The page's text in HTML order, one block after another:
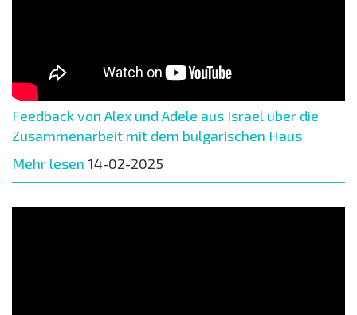
Feedback von Alex und Adele aus Israel über die
Zusammenarbeit mit dem bulgarischen Haus
Mehr lesen 14-02-2025